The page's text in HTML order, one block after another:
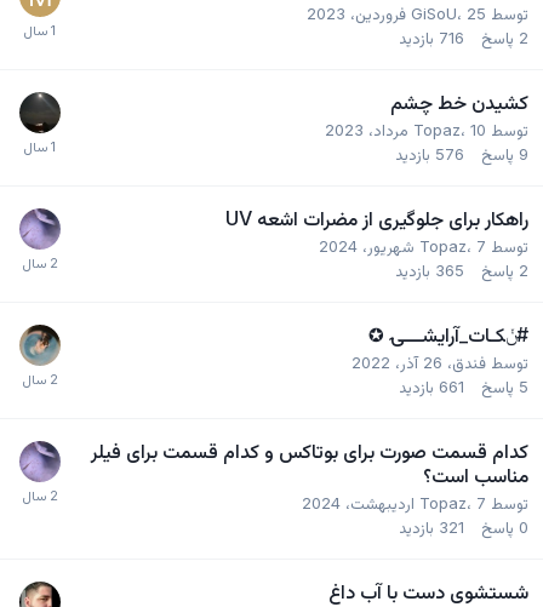
توسط GiSoU، 25 فروردین، 2023
2 پاسخ 716 بازدید
کشیدن خط چشم
توسط Topaz، 10 مرداد، 2023
9 پاسخ 576 بازدید
راهکار برای جلوگیری از مضرات اشعه UV
توسط Topaz، 7 شهریور، 2024
2 پاسخ 365 بازدید
#ݩکـات_آرایشـــۍ ✪
توسط فندق، 26 آذر، 2022
5 پاسخ 661 بازدید
کدام قسمت صورت برای بوتاکس و کدام قسمت برای فیلر
مناسب است؟
توسط Topaz، 7 اردیبهشت، 2024
0 پاسخ 321 بازدید
شستشوی دست با آب داغ